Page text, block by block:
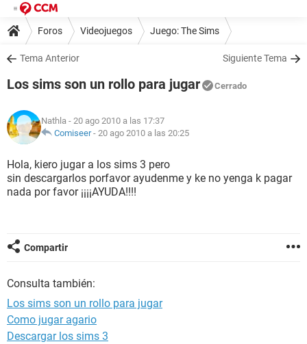
Foros Videojuegos Juego: The Sims
Tema Anterior Siguiente Tema
Los sims son un rollo para jugar Cerrado
Nathla - 20 ago 2010 a las 17:37
Comiseer- 20 ago 2010 a las 20:25
Hola, kiero jugar a los sims 3 pero
sin descargarlos porfavor ayudenme y ke no yenga k pagar
nada por favor ¡¡¡¡AYUDA!!!!
Compartir
Consulta también:
Los sims son un rollo para jugar
Como jugar agario
Descargar los sims 3